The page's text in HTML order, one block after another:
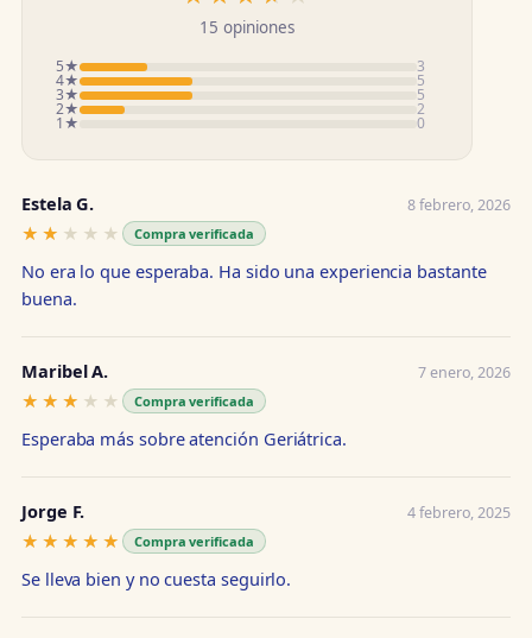
15 opiniones
5★ 3
4★ 5
3★ 5
2★ 2
1★ 0
Estela G. 8 febrero, 2026
★★★★★
★★★★★ Compra verificada
No era lo que esperaba. Ha sido una experiencia bastante
buena.
Maribel A. 7 enero, 2026
★★★★★
★★★★★ Compra verificada
Esperaba más sobre atención Geriátrica.
Jorge F. 4 febrero, 2025
★★★★★
★★★★★ Compra verificada
Se lleva bien y no cuesta seguirlo.